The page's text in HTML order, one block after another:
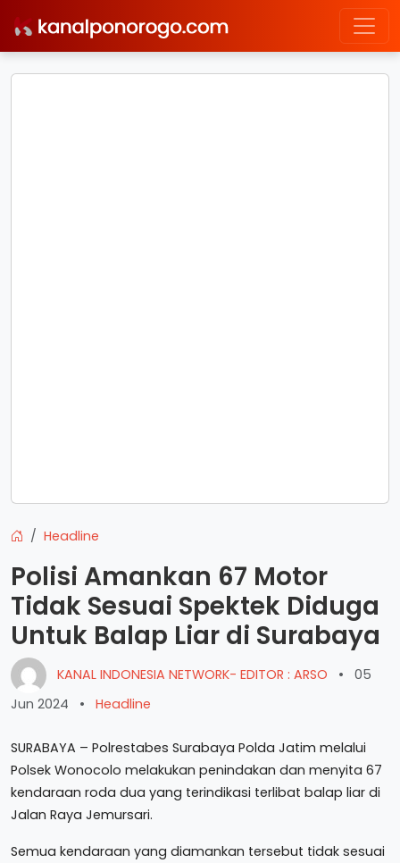
Headline
Polisi Amankan 67 Motor
Tidak Sesuai Spektek Diduga
Untuk Balap Liar di Surabaya
KANAL INDONESIA NETWORK- EDITOR : ARSO •
05
Jun 2024
• Headline
SURABAYA – Polrestabes Surabaya Polda Jatim melalui
Polsek Wonocolo melakukan penindakan dan menyita 67
kendaraan roda dua yang terindikasi terlibat balap liar di
Jalan Raya Jemursari.
Semua kendaraan yang diamankan tersebut tidak sesuai